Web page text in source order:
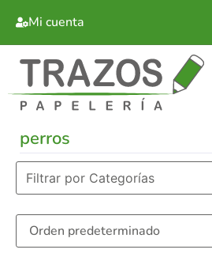
Mi cuenta
perros
Filtrar por Categorías